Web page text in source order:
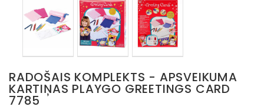
RADOŠAIS KOMPLEKTS - APSVEIKUMA
KARTIŅAS PLAYGO GREETINGS CARD
7785